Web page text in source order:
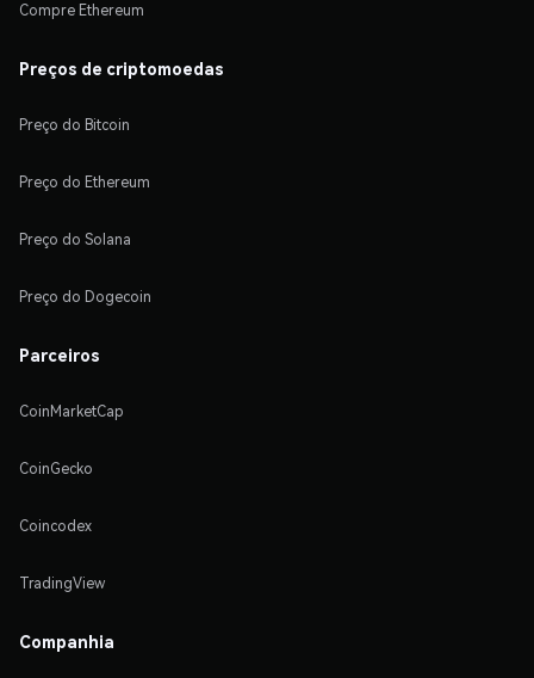
Compre Ethereum
Preços de criptomoedas
Preço do Bitcoin
Preço do Ethereum
Preço do Solana
Preço do Dogecoin
Parceiros
CoinMarketCap
CoinGecko
Coincodex
TradingView
Companhia